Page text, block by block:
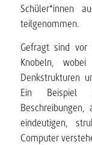
Schüler*innen
teilgenommen.
Gefragt sind vor
Knobeln,
Denkstrukturen
Ein Beispiel
eindeutigen,
Computer